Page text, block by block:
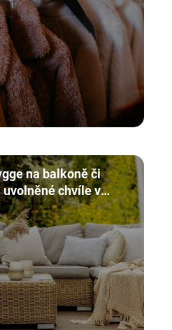
na balkoně či
chvíle v